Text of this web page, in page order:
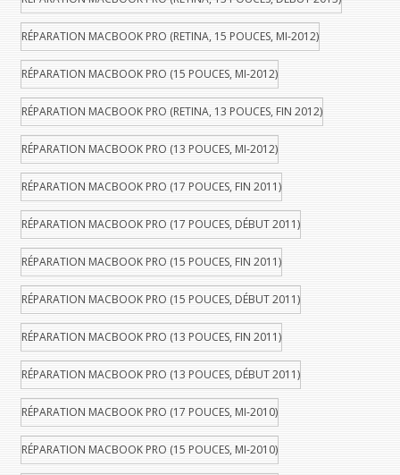
RÉPARATION MACBOOK PRO (RETINA, 15 POUCES, MI-2012)
RÉPARATION MACBOOK PRO (15 POUCES, MI-2012)
RÉPARATION MACBOOK PRO (RETINA, 13 POUCES, FIN 2012)
RÉPARATION MACBOOK PRO (13 POUCES, MI-2012)
RÉPARATION MACBOOK PRO (17 POUCES, FIN 2011)
RÉPARATION MACBOOK PRO (17 POUCES, DÉBUT 2011)
RÉPARATION MACBOOK PRO (15 POUCES, FIN 2011)
RÉPARATION MACBOOK PRO (15 POUCES, DÉBUT 2011)
RÉPARATION MACBOOK PRO (13 POUCES, FIN 2011)
RÉPARATION MACBOOK PRO (13 POUCES, DÉBUT 2011)
RÉPARATION MACBOOK PRO (17 POUCES, MI-2010)
RÉPARATION MACBOOK PRO (15 POUCES, MI-2010)